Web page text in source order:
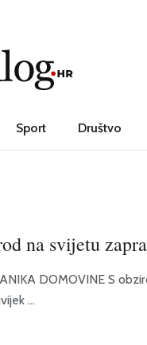
Sport Društvo
na svijetu
DOMOVINE S
...